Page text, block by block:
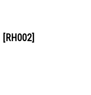
[RH002]